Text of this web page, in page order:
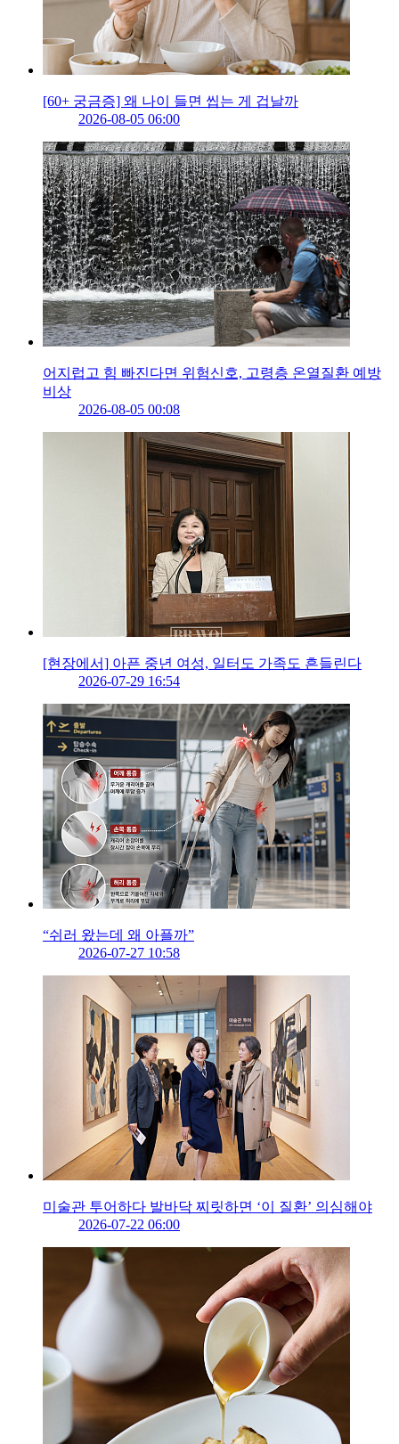
[60+ 궁금증] 왜 나이 들면 씹는 게 겁날까
2026-08-05 06:00
어지럽고 힘 빠진다면 위험신호, 고령층 온열질환 예방
비상
2026-08-05 00:08
[현장에서] 아픈 중년 여성, 일터도 가족도 흔들린다
2026-07-29 16:54
“쉬러 왔는데 왜 아플까”
2026-07-27 10:58
미술관 투어하다 발바닥 찌릿하면 ‘이 질환’ 의심해야
2026-07-22 06:00